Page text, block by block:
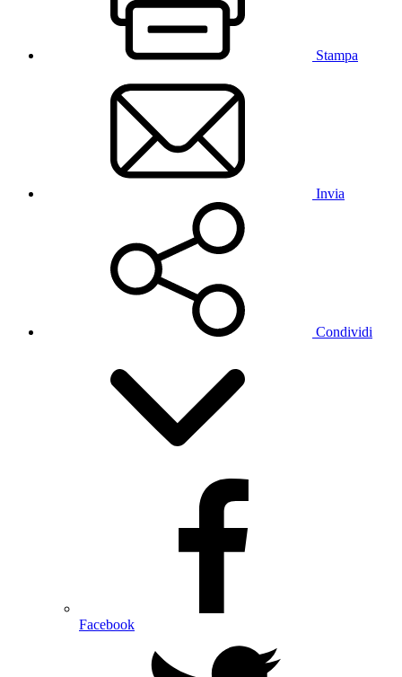
Stampa
Invia
Condividi
Facebook